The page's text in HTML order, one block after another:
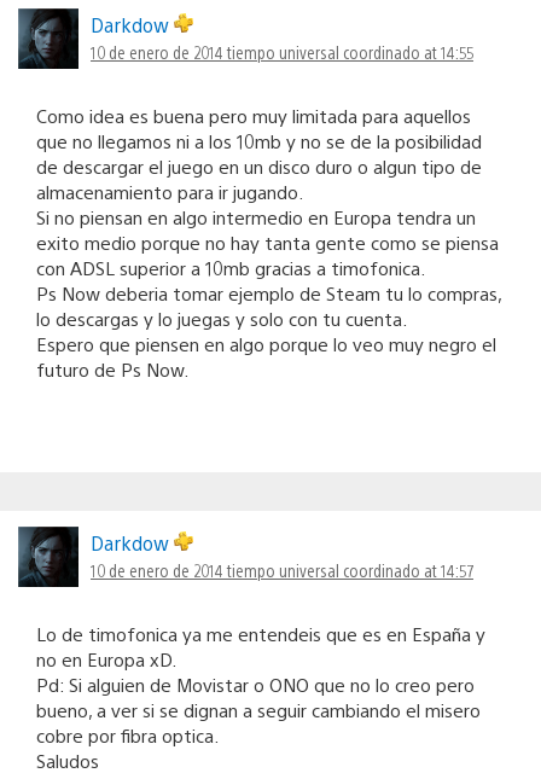
Darkdow
10 de enero de 2014 tiempo universal coordinado at 14:55
Como idea es buena pero muy limitada para aquellos
que no llegamos ni a los 10mb y no se de la posibilidad
de descargar el juego en un disco duro o algun tipo de
almacenamiento para ir jugando.
Si no piensan en algo intermedio en Europa tendra un
exito medio porque no hay tanta gente como se piensa
con ADSL superior a 10mb gracias a timofonica.
Ps Now deberia tomar ejemplo de Steam tu lo compras,
lo descargas y lo juegas y solo con tu cuenta.
Espero que piensen en algo porque lo veo muy negro el
futuro de Ps Now.
Darkdow
10 de enero de 2014 tiempo universal coordinado at 14:57
Lo de timofonica ya me entendeis que es en España y
no en Europa xD.
Pd: Si alguien de Movistar o ONO que no lo creo pero
bueno, a ver si se dignan a seguir cambiando el misero
cobre por fibra optica.
Saludos